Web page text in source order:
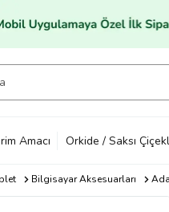
Amacı Orkide / Saksı
Bilgisayar Aksesuarları